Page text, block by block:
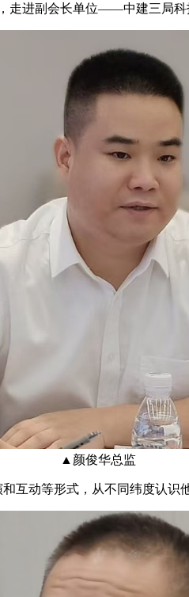
走进副会长单位——中建三局科
▲ 颜俊华总监
互动等形式，从不同纬度认识